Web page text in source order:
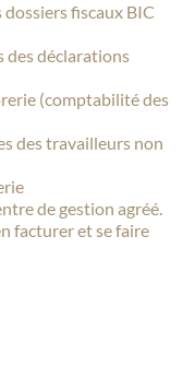
fiscaux BIC
des déclarations
(comptabilité des
des travailleurs non
de gestion agréé.
facturer et se faire